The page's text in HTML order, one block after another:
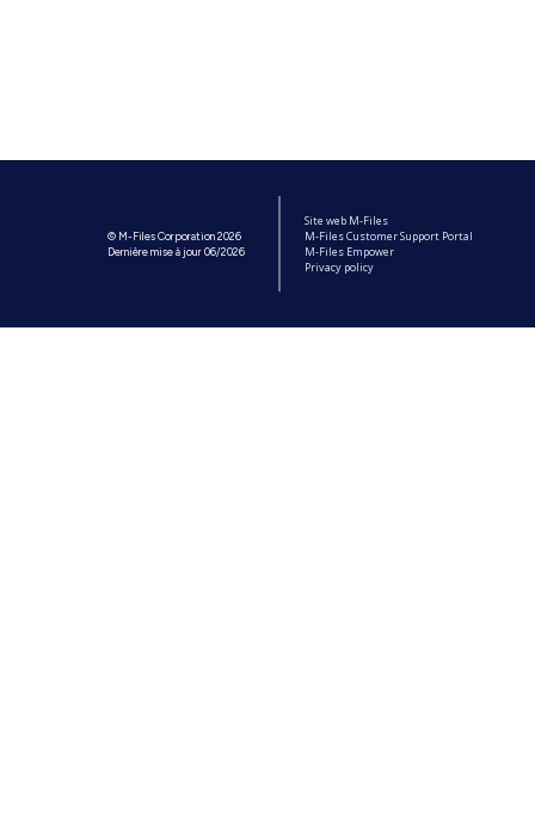
© M-Files Corporation 2026
Dernière mise à jour 06/2026
Site web M-Files
M-Files Customer Support Portal
M-Files Empower
Privacy policy